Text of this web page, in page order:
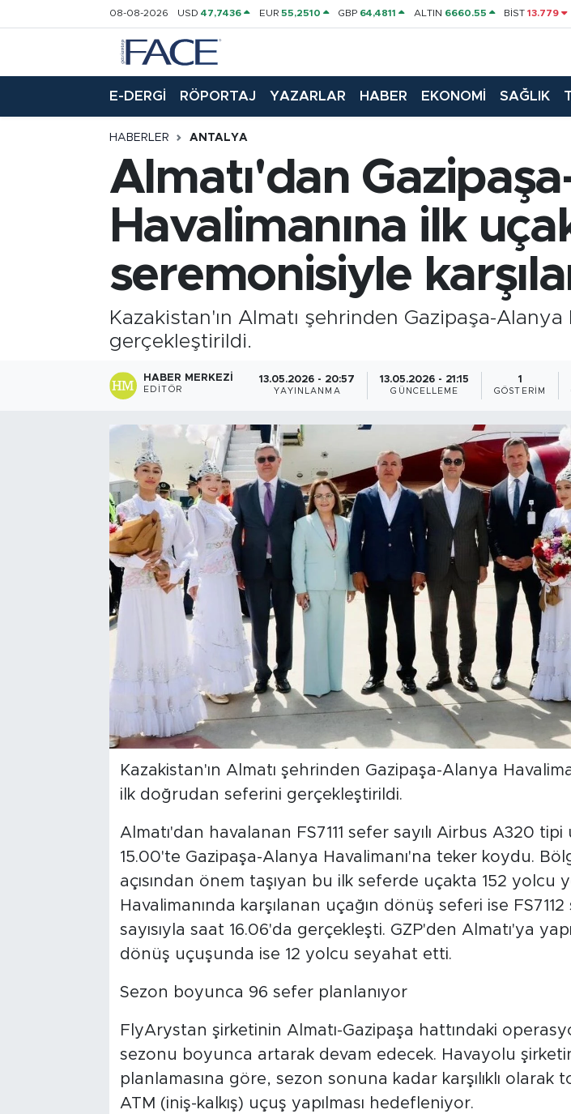
08-08-2026 USD47,7436 EUR 55,2510 GBP 64,4811 ALTIN 6660.55 BİST13.779
E-DERGİ RÖPORTAJ YAZARLAR HABER EKONOMİ SAĞLIK
HABERLER ANTALYA
Almatı'dan
Havalimanına ilk
seremonisiyle
Kazakistan'ın Almatı şehrinden Gazipaşa-
gerçekleştirildi.
HABER MERKEZI
EDITÖR
13.05.2026 - 20:57
YAYINLANMA
13.05.2026 - 21:15
GÜNCELLEME
1
GÖSTERIM
Kazakistan'ın Almatı şehrinden Gazipaşa-Alanya
ilk doğrudan seferini gerçekleştirildi.
Almatı'dan havalanan FS7111 sefer sayılı Airbus A320
15.00'te Gazipaşa-Alanya Havalimanı'na teker koydu.
açısından önem taşıyan bu ilk seferde uçakta 152 yolcu
Havalimanında karşılanan uçağın dönüş seferi ise
sayısıyla saat 16.06'da gerçekleşti. GZP'den Almatı'ya
dönüş uçuşunda ise 12 yolcu seyahat etti.
Sezon boyunca 96 sefer planlanıyor
FlyArystan şirketinin Almatı-Gazipaşa hattındaki
sezonu boyunca artarak devam edecek. Havayolu
planlamasına göre, sezon sonuna kadar karşılıklı olarak
ATM (iniş-kalkış) uçuş yapılması hedefleniyor.
Nöbetçi Eczaneler
Hava Durumu
Trafik Durumu
Süper Lig Puan Durumu ve Fikstür
Tüm Manşetler
Son Dakika Haberleri
Haber Arşivi